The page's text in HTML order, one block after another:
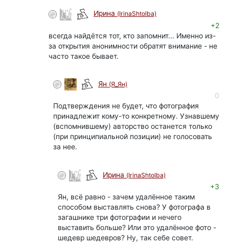
Ирина (IrinaShtolba)
+2
всегда найдётся тот, кто запомнит... Именно из-
за открытия анонимности обратят внимание - не
часто такое бывает.
Ян (Я_Ян)
0
Подтверждения не будет, что фотография
принадлежит кому-то конкретному. Узнавшему
(вспомнившему) авторство останется только
(при принципиальной позиции) не голосовать
за нее.
Ирина (IrinaShtolba)
+3
Ян, всё равно - зачем удалённое таким
способом выставлять снова? У фотографа в
загашнике три фотографии и нечего
выставить больше? Или это удалённое фото -
шедевр шедевров? Ну, так себе совет.